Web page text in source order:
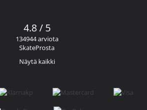
4.8 / 5
134944 arviota
SkateProsta
Näytä kaikki